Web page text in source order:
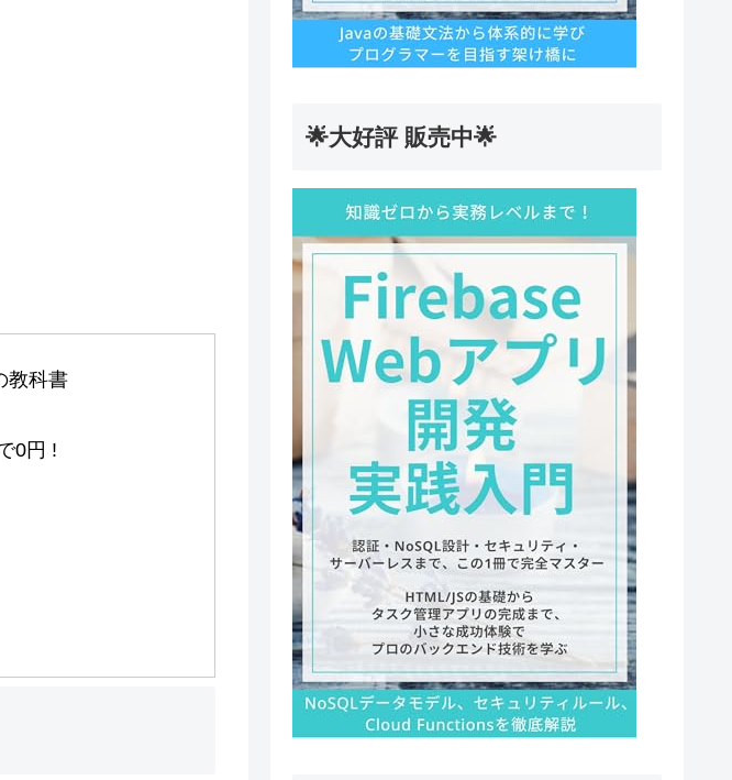
教科書
0円 !
🌟大好評 販売中🌟